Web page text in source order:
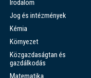
Irodalom
Jog és intézmények
Kémia
Környezet
Közgazdaságtan és
gazdálkodás
Matematika